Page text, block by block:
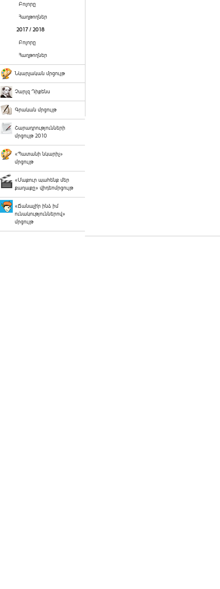
Բոլորը
Հաղթողներ
2017 / 2018
Բոլորը
Հաղթողներ
Նկարչական մրցույթ
Չարլզ Դիքենս
Գրական մրցույթ
Շարադրությունների
մրցույթ 2010
«Պատանի նկարիչ»
մրցույթ
«Մաքուր պահենք մեր
քաղաքը» վիդեոմրցույթ
«Ճանաչի՛ր ինձ իմ
ունակություններով»
մրցույթ